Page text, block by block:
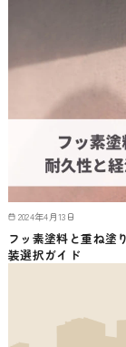
2024年4月13日
フッ素塗料と重ね塗
装選択ガイド